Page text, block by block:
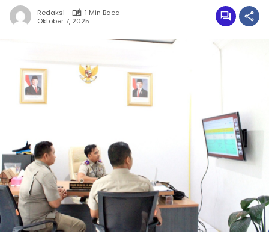
Redaksi
1 Min Baca
Oktober 7, 2025